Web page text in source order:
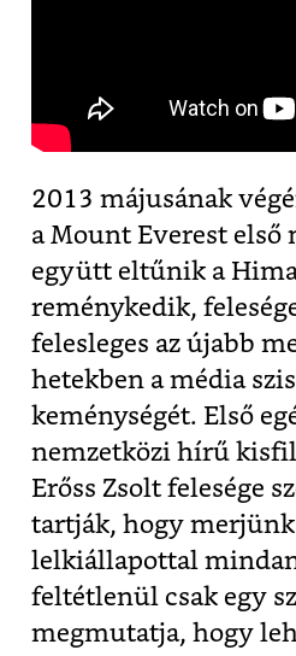
2013 májusának
a Mount Everest első
együtt eltűnik a
reménykedik,
felesleges az újabb
hetekben a média
keménységét. Első
nemzetközi hírű
Erőss Zsolt felesége
tartják, hogy merjünk
lelkiállapottal
feltétlenül csak egy
megmutatja, hogy